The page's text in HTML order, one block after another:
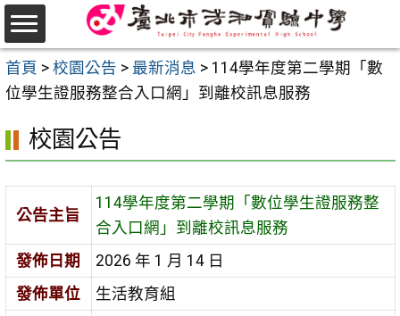
跳
至
主
要
區
首頁 > 校園公告 > 最新消息 > 114學年度第二學期「數
位學生證服務整合入口網」到離校訊息服務
校園公告
公告主旨
114學年度第二學期「數位學生證服務整
合入口網」到離校訊息服務
發佈日期
2026 年 1 月 14 日
發佈單位
生活教育組
選
單